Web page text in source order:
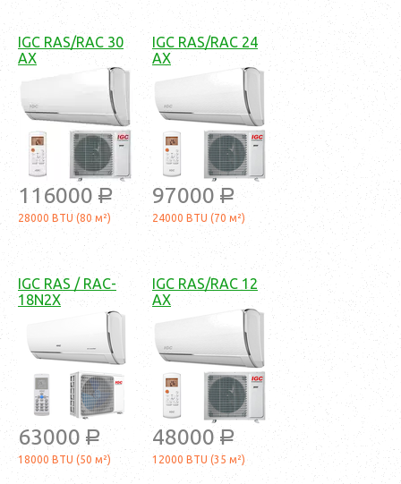
IGC RAS/RAC 30
AX
116000 a
28000 BTU (80 м²)
IGC RAS/RAC 24
AX
97000 a
24000 BTU (70 м²)
IGC RAS / RAC-
18N2X
63000 a
18000 BTU (50 м²)
IGC RAS/RAC 12
AX
48000 a
12000 BTU (35 м²)